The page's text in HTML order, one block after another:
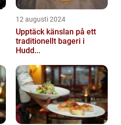
12 augusti 2024
Upptäck känslan på ett
traditionellt bageri i
Hudd...